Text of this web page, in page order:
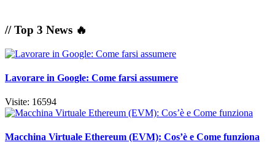
// Top 3 News 🔥
Lavorare in Google: Come farsi assumere
Visite: 16594
Macchina Virtuale Ethereum (EVM): Cos’è e Come funziona